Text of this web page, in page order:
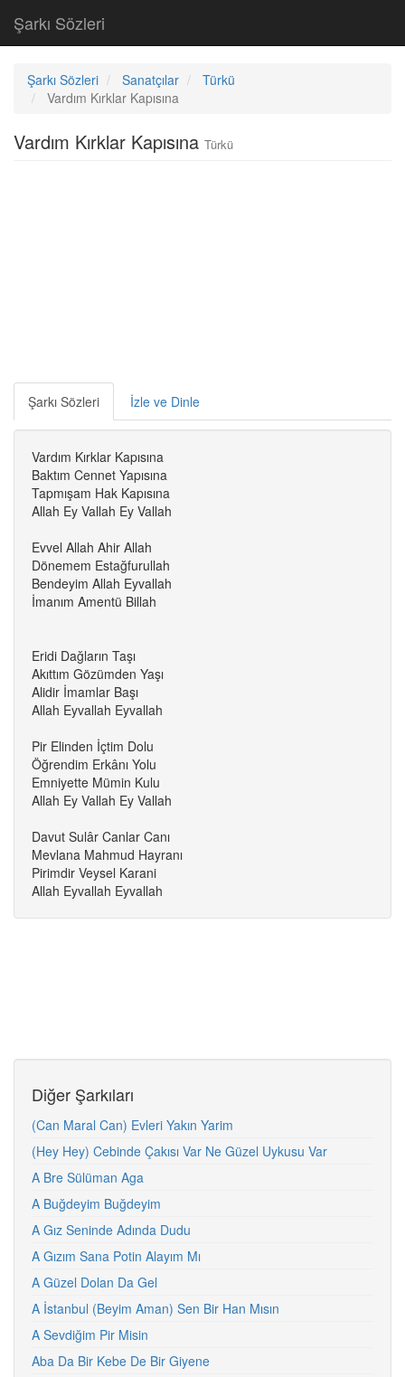
Şarkı Sözleri
Şarkı Sözleri Sanatçılar
Türkü
Vardım Kırklar Kapısına
Vardım Kırklar Kapısına Türkü
Şarkı Sözleri İzle ve Dinle
Vardım Kırklar Kapısına
Baktım Cennet Yapısına
Tapmışam Hak Kapısına
Allah Ey Vallah Ey Vallah
Evvel Allah Ahir Allah
Dönemem Estağfurullah
Bendeyim Allah Eyvallah
İmanım Amentü Billah
Eridi Dağların Taşı
Akıttım Gözümden Yaşı
Alidir İmamlar Başı
Allah Eyvallah Eyvallah
Pir Elinden İçtim Dolu
Öğrendim Erkânı Yolu
Emniyette Mümin Kulu
Allah Ey Vallah Ey Vallah
Davut Sulâr Canlar Canı
Mevlana Mahmud Hayranı
Pirimdir Veysel Karani
Allah Eyvallah Eyvallah
Diğer Şarkıları
(Can Maral Can) Evleri Yakın Yarim
(Hey Hey) Cebinde Çakısı Var Ne Güzel Uykusu Var
A Bre Sülüman Aga
A Buğdeyim Buğdeyim
A Gız Seninde Adında Dudu
A Gızım Sana Potin Alayım Mı
A Güzel Dolan Da Gel
A İstanbul (Beyim Aman) Sen Bir Han Mısın
A Sevdiğim Pir Misin
Aba Da Bir Kebe De Bir Giyene